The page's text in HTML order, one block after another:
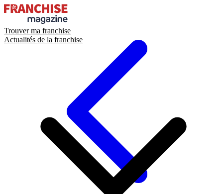
Trouver ma franchise
Actualités de la franchise